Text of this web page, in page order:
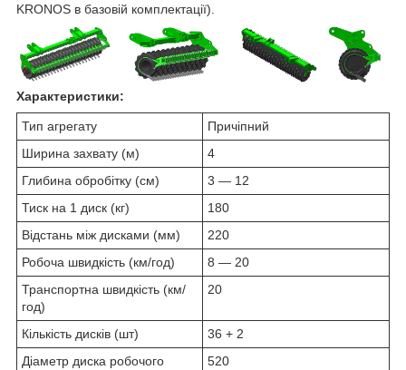
KRONOS в базовій комплектації).
Характеристики:
Тип агрегату
Причіпний
Ширина захвату (м)
4
Глибина обробітку (см)
3 — 12
Тиск на 1 диск (кг)
180
Відстань між дисками (мм)
220
Робоча швидкість (км/год)
8 — 20
Транспортна швидкість (км/
год)
20
Кількість дисків (шт)
36 + 2
Діаметр диска робочого
520